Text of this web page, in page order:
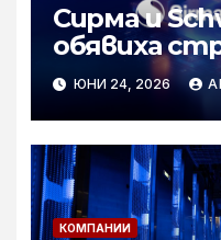
Сирма и
обявиха
суверенен
интелект
Европа
ЮНИ 24, 2026
КОМПАНИИ